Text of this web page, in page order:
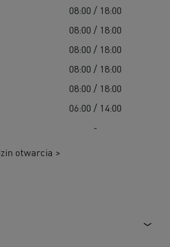
08:00 / 18:00
08:00 / 18:00
08:00 / 18:00
08:00 / 18:00
08:00 / 18:00
06:00 / 14:00
-
otwarcia >